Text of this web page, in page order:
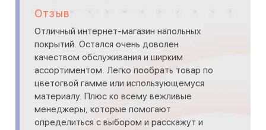
Отзыв
Отличный интернет-магазин напольных
покрытий. Остался очень доволен
качеством обслуживания и ширким
ассортиментом. Легко пообрать товар по
цветогвой гамме или использующемуся
материалу. Плюс ко всему вежливые
менеджеры, которые помогают
определиться с выбором и расскажут и